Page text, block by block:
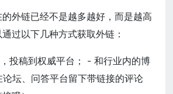
外链已经不是越多越好，而是越高
过以下几种方式获取外链：
投稿到权威平台； - 和行业内的博
坛、问答平台留下带链接的评论